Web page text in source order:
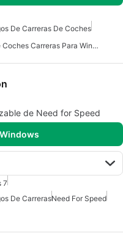
De Carreras De Coches
Juegos De Coches Carreras Para Windows
de Need for Speed
7
De CarrerasNeed For Speed